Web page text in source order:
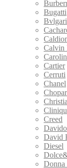
Bugatti
Bvlgari
Calvin
Cartier
Cerruti
Chanel
Creed
David
Diesel